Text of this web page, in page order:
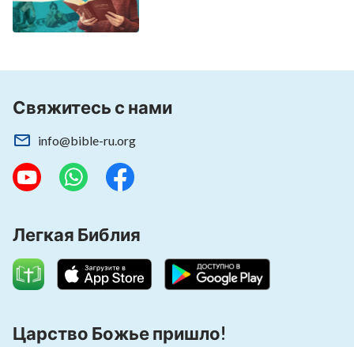
Свяжитесь с нами
info@bible-ru.org
Легкая Библия
Царство Божье пришло!